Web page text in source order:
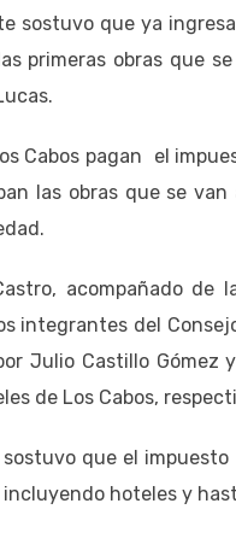
sostuvo que ya
primeras obras que
Cabos pagan el
las obras que se
acompañado de
integrantes del
Julio Castillo Gómez
de Los Cabos,
que el
hoteles y